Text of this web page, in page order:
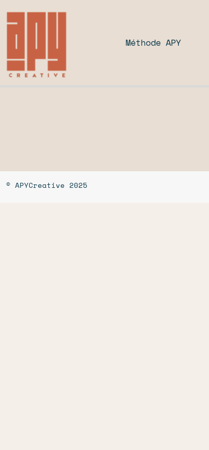
Méthode APY
© APYCreative 2025